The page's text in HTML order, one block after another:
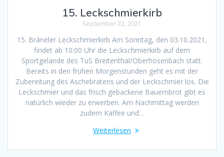
15. Leckschmierkirb
September 22, 2021
15. Bräneler Leckschmierkirb Am Sonntag, den 03.10.2021,
findet ab 10:00 Uhr die Leckschmierkirb auf dem
Sportgelände des TuS Breitenthal/Oberhosenbach statt.
Bereits in den frühen Morgenstunden geht es mit der
Zubereitung des Aschebratens und der Leckschmier los. Die
Leckschmier und das frisch gebackene Bauernbrot gibt es
natürlich wieder zu erwerben. Am Nachmittag werden
zudem Kaffee und…
Weiterlesen